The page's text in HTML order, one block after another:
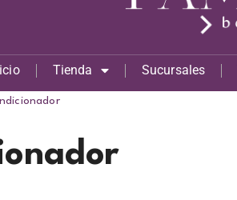
Tienda Sucursales